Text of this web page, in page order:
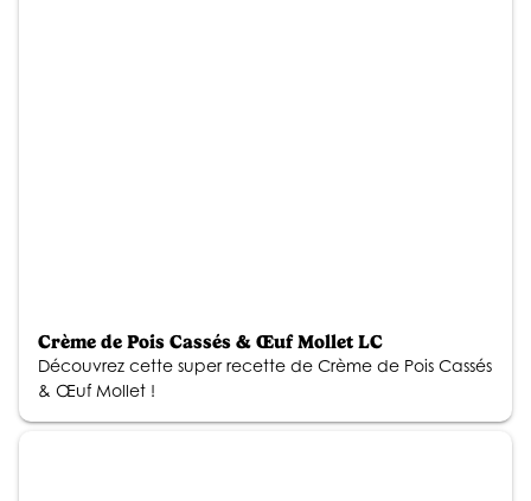
Crème de Pois Cassés & Œuf Mollet LC
Découvrez cette super recette de Crème de Pois Cassés
& Œuf Mollet !